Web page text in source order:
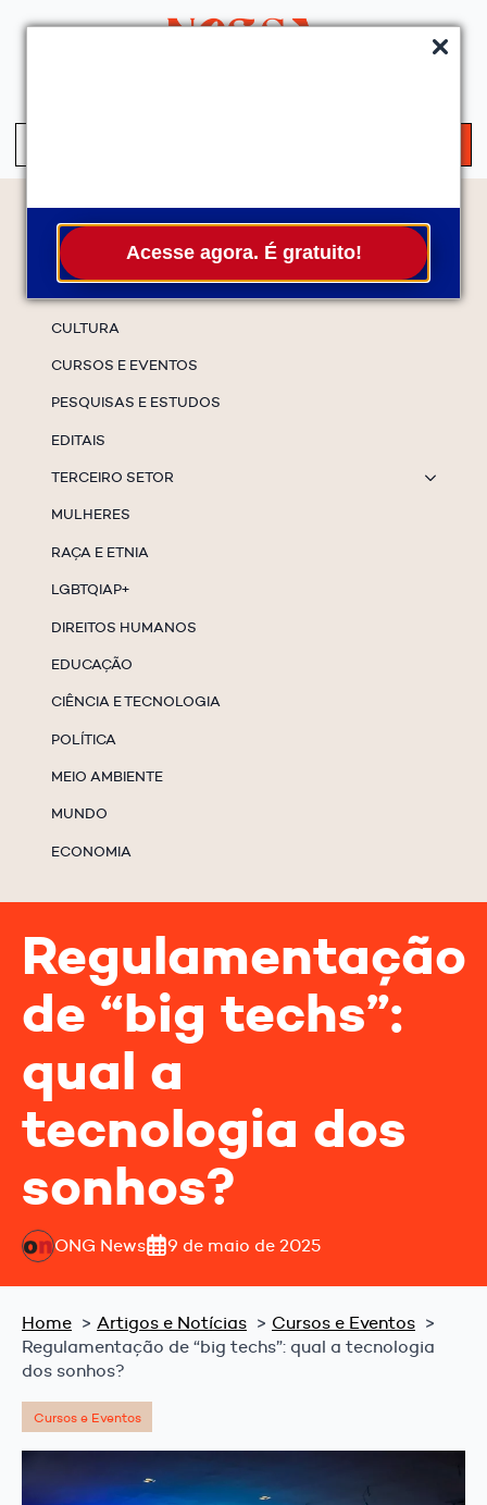
Acesse agora. É gratuito!
Temas
CULTURA
CURSOS E EVENTOS
PESQUISAS E ESTUDOS
EDITAIS
TERCEIRO SETOR
MULHERES
RAÇA E ETNIA
LGBTQIAP+
DIREITOS HUMANOS
EDUCAÇÃO
CIÊNCIA E TECNOLOGIA
POLÍTICA
MEIO AMBIENTE
MUNDO
ECONOMIA
Regulamentação
de “big techs”:
qual a
tecnologia dos
sonhos?
ONG News 9 de maio de 2025
Home Artigos e Notícias
Cursos e Eventos
Regulamentação de “big techs”: qual a tecnologia
dos sonhos?
Cursos e Eventos